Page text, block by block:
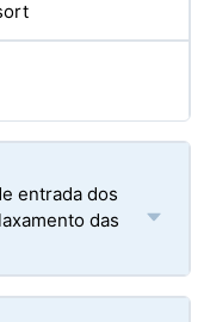
entrada dos
das